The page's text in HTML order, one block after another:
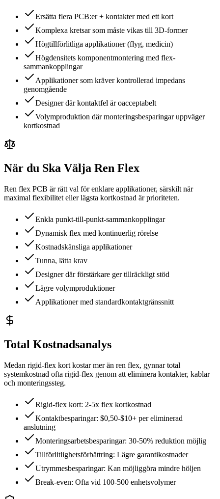
Ersätta flera PCB:er + kontakter med ett kort
Komplexa kretsar som måste vikas till 3D-former
Högtillförlitliga applikationer (flyg, medicin)
Högdensitets komponentmontering med flex-
sammankopplingar
Applikationer som kräver kontrollerad impedans
genomgående
Designer där kontaktfel är oacceptabelt
Volymproduktion där monteringsbesparingar uppväger
kortkostnad
När du Ska Välja Ren Flex
Ren flex PCB är rätt val för enklare applikationer, särskilt när
maximal flexibilitet eller lägsta kortkostnad är prioriteten.
Enkla punkt-till-punkt-sammankopplingar
Dynamisk flex med kontinuerlig rörelse
Kostnadskänsliga applikationer
Tunna, lätta krav
Designer där förstärkare ger tillräckligt stöd
Lägre volymproduktioner
Applikationer med standardkontaktgränssnitt
Total Kostnadsanalys
Medan rigid-flex kort kostar mer än ren flex, gynnar total
systemkostnad ofta rigid-flex genom att eliminera kontakter, kablar
och monteringssteg.
Rigid-flex kort: 2-5x flex kortkostnad
Kontaktbesparingar: $0,50-$10+ per eliminerad
anslutning
Monteringsarbetsbesparingar: 30-50% reduktion möjlig
Tillförlitlighetsförbättring: Lägre garantikostnader
Utrymmesbesparingar: Kan möjliggöra mindre höljen
Break-even: Ofta vid 100-500 enhetsvolymer